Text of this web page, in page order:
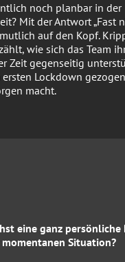
noch planbar in der
Mit der Antwort „Fast
auf den Kopf.
wie sich das Team
Zeit gegenseitig
ersten Lockdown
macht.
eine ganz persönliche
Situation?